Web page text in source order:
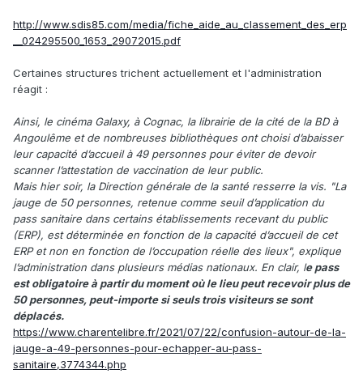
http://www.sdis85.com/media/fiche_aide_au_classement_des_erp
__024295500_1653_29072015.pdf
Certaines structures trichent actuellement et l'administration
réagit :
Ainsi, le cinéma Galaxy, à Cognac, la librairie de la cité de la BD à
Angoulême et de nombreuses bibliothèques ont choisi d’abaisser
leur capacité d’accueil à 49 personnes pour éviter de devoir
scanner l’attestation de vaccination de leur public.
Mais hier soir, la Direction générale de la santé resserre la vis. "La
jauge de 50 personnes, retenue comme seuil d’application du
pass sanitaire dans certains établissements recevant du public
(ERP), est déterminée en fonction de la capacité d’accueil de cet
ERP et non en fonction de l’occupation réelle des lieux", explique
l’administration dans plusieurs médias nationaux. En clair, le pass
est obligatoire à partir du moment où le lieu peut recevoir plus de
50 personnes, peut-importe si seuls trois visiteurs se sont
déplacés.
https://www.charentelibre.fr/2021/07/22/confusion-autour-de-la-
jauge-a-49-personnes-pour-echapper-au-pass-
sanitaire,3774344.php